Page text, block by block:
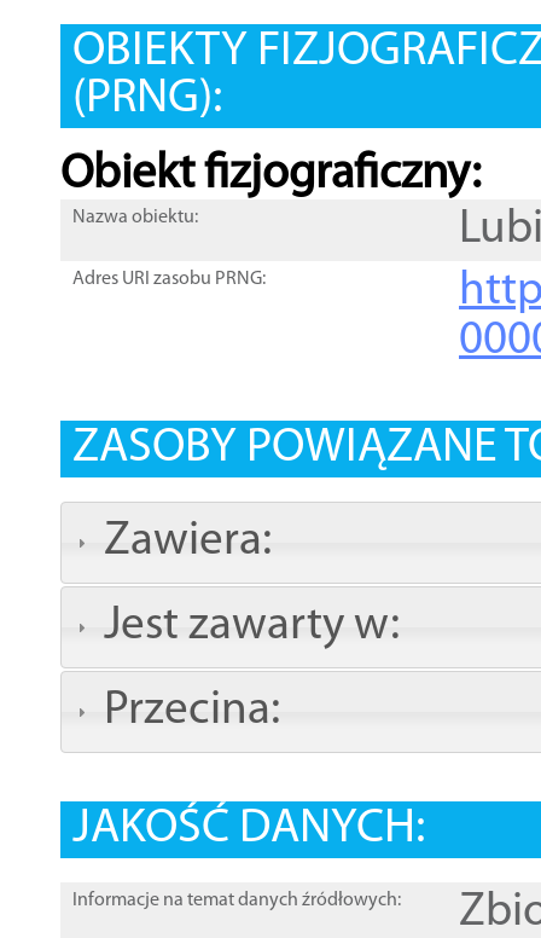
OBIEKTY
(PRNG):
Obiekt fizjograficzny:
Nazwa obiektu:
Adres URI zasobu PRNG:
ZASOBY POWIĄZANE
Zawiera:
Jest zawarty w:
Przecina:
JAKOŚĆ DANYCH:
Informacje na temat danych źródłowych: